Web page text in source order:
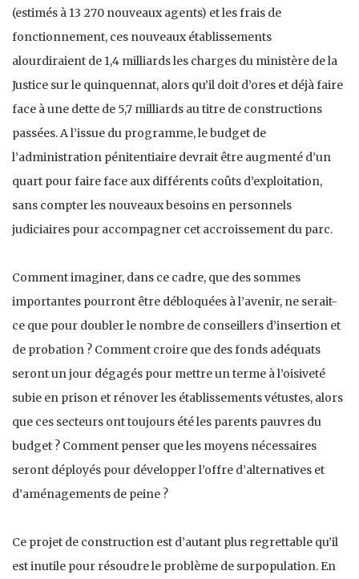
(estimés à 13 270 nouveaux agents) et les frais de
fonctionnement, ces nouveaux établissements
alourdiraient de 1,4 milliards les charges du ministère de la
Justice sur le quinquennat, alors qu’il doit d’ores et déjà faire
face à une dette de 5,7 milliards au titre de constructions
passées. A l’issue du programme, le budget de
l’administration pénitentiaire devrait être augmenté d’un
quart pour faire face aux différents coûts d’exploitation,
sans compter les nouveaux besoins en personnels
judiciaires pour accompagner cet accroissement du parc.
Comment imaginer, dans ce cadre, que des sommes
importantes pourront être débloquées à l’avenir, ne serait-
ce que pour doubler le nombre de conseillers d’insertion et
de probation ? Comment croire que des fonds adéquats
seront un jour dégagés pour mettre un terme à l’oisiveté
subie en prison et rénover les établissements vétustes, alors
que ces secteurs ont toujours été les parents pauvres du
budget ? Comment penser que les moyens nécessaires
seront déployés pour développer l’offre d’alternatives et
d’aménagements de peine ?
Ce projet de construction est d’autant plus regrettable qu’il
est inutile pour résoudre le problème de surpopulation. En